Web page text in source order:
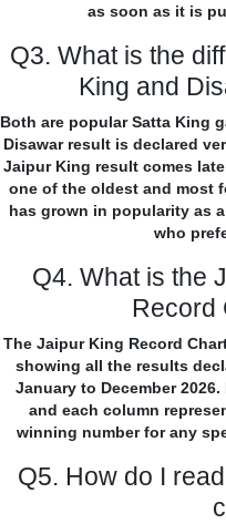
as soon as it is
Q3. What is the
King and
Both are popular Satta King
Disawar result is declared
Jaipur King result comes
one of the oldest and most
has grown in popularity as
who
Q4. What is the
Record
The Jaipur King Record
showing all the results
January to December
and each column
winning number for any
Q5. How do I